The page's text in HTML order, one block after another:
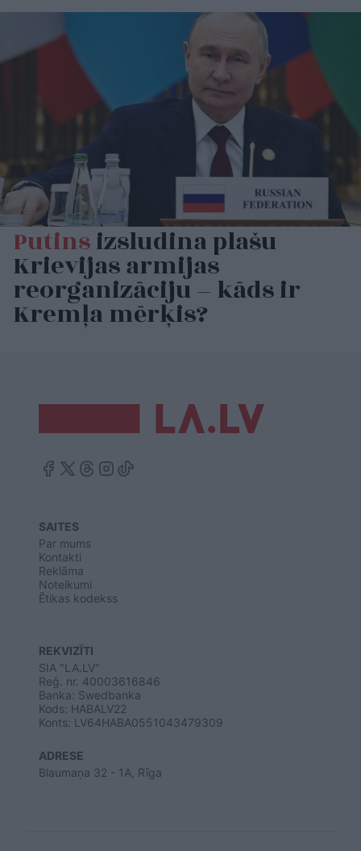
Putinsizsludina plašu
Krievijas armijas
reorganizāciju – kāds ir
Kremļa mērķis?
SAITES
Par mums
Kontakti
Reklāma
Noteikumi
Ētikas kodekss
REKVIZĪTI
SIA "LA.LV"
Reģ. nr. 40003616846
Banka: Swedbanka
Kods: HABALV22
Konts: LV64HABA0551043479309
ADRESE
Blaumaņa 32 - 1A, Rīga